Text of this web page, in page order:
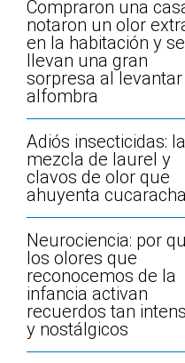
Compraron una
notaron un olor
en la habitación y se
llevan una gran
sorpresa al
alfombra
Adiós insecticidas: la
mezcla de laurel y
clavos de olor que
ahuyenta
Neurociencia: por
los olores que
reconocemos de la
infancia activan
recuerdos tan
y nostálgicos